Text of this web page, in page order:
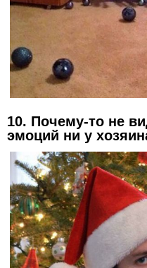
10. Почему-то не
эмоций ни у